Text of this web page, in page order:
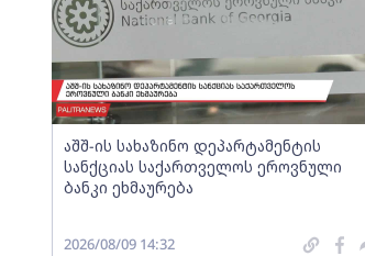
აშშ-ის სახაზინო დეპარტამენტის
სანქციას საქართველოს ეროვნული
ბანკი ეხმაურება
2026/08/09 14:32